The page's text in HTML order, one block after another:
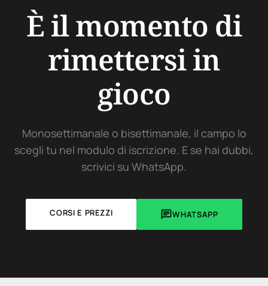
È il momento di
rimettersi in
gioco
Monosettimanale o bisettimanale, il campo lo
scegli tu nel modulo di iscrizione. E se hai dubbi,
scrivici su WhatsApp.
CORSI E PREZZI WHATSAPP